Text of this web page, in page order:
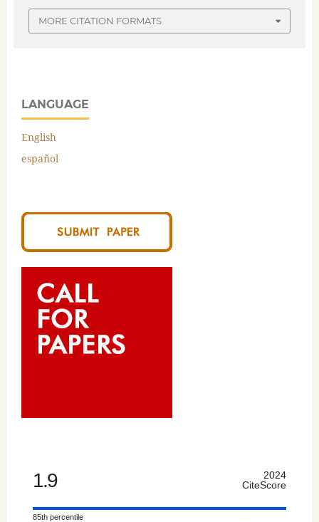
MORE CITATION FORMATS
LANGUAGE
English
español
1.9
2024
CiteScore
85th percentile